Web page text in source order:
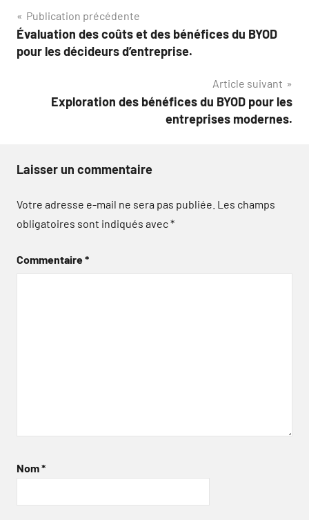
Navigation
de
Publication précédente
Évaluation des coûts et des bénéfices du BYOD
pour les décideurs d’entreprise.
Article suivant
Exploration des bénéfices du BYOD pour les
entreprises modernes.
Laisser un commentaire
Votre adresse e-mail ne sera pas publiée. Les champs
obligatoires sont indiqués avec*
Commentaire*
Nom*